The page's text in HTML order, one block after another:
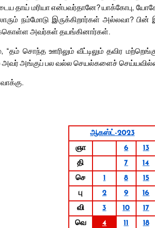
தாய் மரியா என்பவர்தானே? யாக்கோபு,
நம்மோடு இருக்கிறார்கள் அல்லவா?
அவர்கள் தயங்கினார்கள்.
“தம் சொந்த ஊரிலும் வீட்டிலும் தவிர
அவர் அங்குப் பல வல்ல செயல்களைச்
ஆகஸ்ட்-2023
ஞா
6 13
தி
7 14
செ
1 8 15
பு
2 9 16
வி
3 10 17
வெ
4 11 18